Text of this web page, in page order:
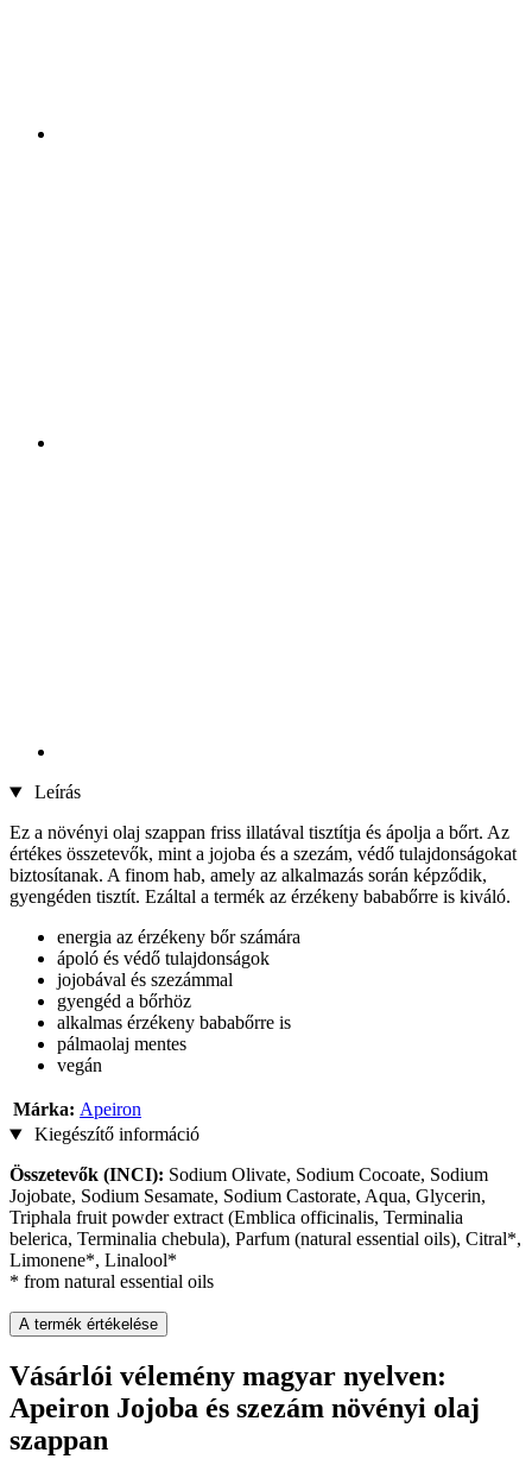
Leírás
Ez a növényi olaj szappan friss illatával tisztítja és ápolja a bőrt. Az
értékes összetevők, mint a jojoba és a szezám, védő tulajdonságokat
biztosítanak. A finom hab, amely az alkalmazás során képződik,
gyengéden tisztít. Ezáltal a termék az érzékeny bababőrre is kiváló.
energia az érzékeny bőr számára
ápoló és védő tulajdonságok
jojobával és szezámmal
gyengéd a bőrhöz
alkalmas érzékeny bababőrre is
pálmaolaj mentes
vegán
Márka: Apeiron
Kiegészítő információ
Összetevők (INCI): Sodium Olivate, Sodium Cocoate, Sodium
Jojobate, Sodium Sesamate, Sodium Castorate, Aqua, Glycerin,
Triphala fruit powder extract (Emblica officinalis, Terminalia
belerica, Terminalia chebula), Parfum (natural essential oils), Citral*,
Limonene*, Linalool*
* from natural essential oils
A termék értékelése
Vásárlói vélemény magyar nyelven:
Apeiron Jojoba és szezám növényi olaj
szappan